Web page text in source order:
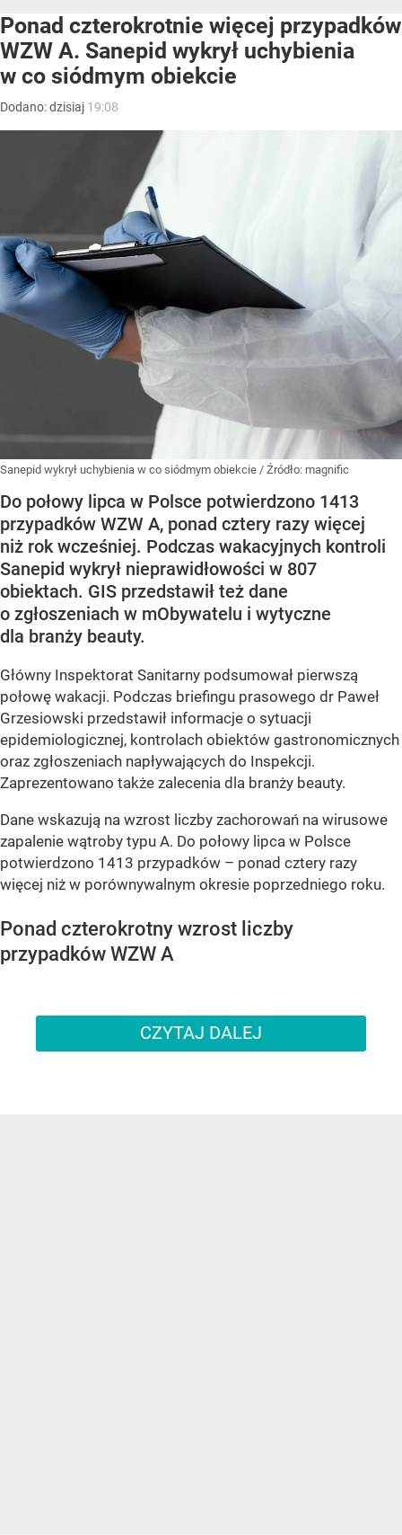
Ponad czterokrotnie więcej przypadków
WZW A. Sanepid wykrył uchybienia
w co siódmym obiekcie
Dodano:dzisiaj 19:08
Sanepid wykrył uchybienia w co siódmym obiekcie / Źródło: magnific
Do połowy lipca w Polsce potwierdzono 1413
przypadków WZW A, ponad cztery razy więcej
niż rok wcześniej. Podczas wakacyjnych kontroli
Sanepid wykrył nieprawidłowości w 807
obiektach. GIS przedstawił też dane
o zgłoszeniach w mObywatelu i wytyczne
dla branży beauty.
Główny Inspektorat Sanitarny podsumował pierwszą
połowę wakacji. Podczas briefingu prasowego dr Paweł
Grzesiowski przedstawił informacje o sytuacji
epidemiologicznej, kontrolach obiektów gastronomicznych
oraz zgłoszeniach napływających do Inspekcji.
Zaprezentowano także zalecenia dla branży beauty.
Dane wskazują na wzrost liczby zachorowań na wirusowe
zapalenie wątroby typu A. Do połowy lipca w Polsce
potwierdzono 1413 przypadków – ponad cztery razy
więcej niż w porównywalnym okresie poprzedniego roku.
Ponad czterokrotny wzrost liczby
przypadków WZW A
CZYTAJ DALEJ